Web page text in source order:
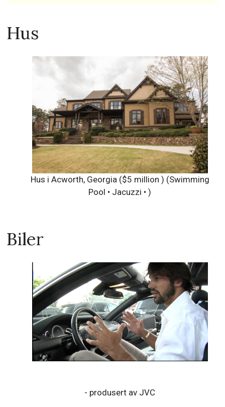
Hus
Hus i Acworth, Georgia ($5 million ) (Swimming
Pool • Jacuzzi • )
Biler
- produsert av JVC